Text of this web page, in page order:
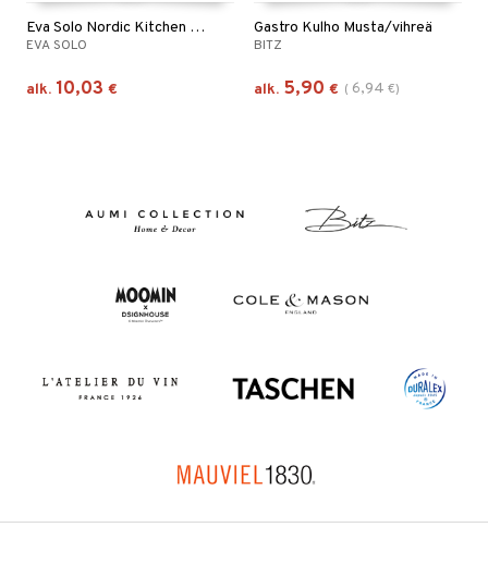
Eva Solo Nordic Kitchen Kulho
EVA SOLO
alk. 10,03 €
Gastro Kulho Musta/vihreä
BITZ
alk. 5,90 € ( 6,94 €)